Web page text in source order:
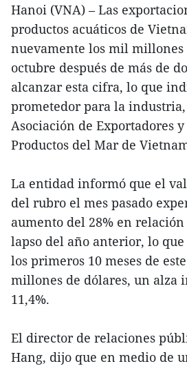
Hanoi (VNA) – Las
productos acuáticos de
nuevamente los mil millones
octubre después de más de
alcanzar esta cifra, lo que
prometedor para la
Asociación de Exportadores
Productos del Mar de
La entidad informó que el
del rubro el mes pasado
aumento del 28% en
lapso del año anterior, lo
los primeros 10 meses de
millones de dólares, un alza
11,4%.
El director de relaciones
Hang, dijo que en medio de